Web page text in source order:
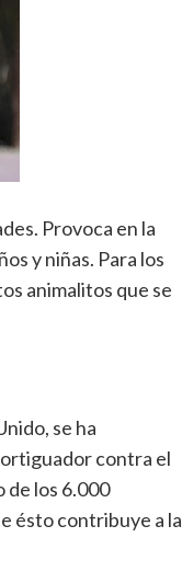
Provoca en la
y niñas. Para los
animalitos que se
se ha
contra el
los 6.000
ésto contribuye a la